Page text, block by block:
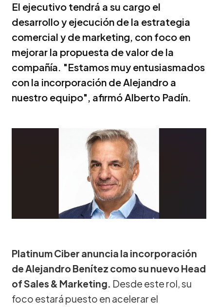
El ejecutivo tendrá a su cargo el
desarrollo y ejecución de la estrategia
comercial y de marketing, con foco en
mejorar la propuesta de valor de la
compañía. "Estamos muy entusiasmados
con la incorporación de Alejandro a
nuestro equipo", afirmó Alberto Padín.
Platinum Ciber anuncia la incorporación
de Alejandro Benítez como su nuevo Head
of Sales & Marketing. Desde este rol, su
foco estará puesto en acelerar el